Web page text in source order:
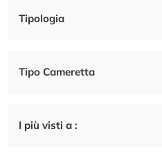
Tipologia
Tipo Cameretta
I più visti a :